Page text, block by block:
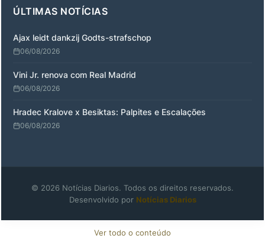
ÚLTIMAS NOTÍCIAS
Ajax leidt dankzij Godts-strafschop
06/08/2026
Vini Jr. renova com Real Madrid
06/08/2026
Hradec Kralove x Besiktas: Palpites e Escalações
06/08/2026
© 2026 Notícias Diarios. Todos os direitos reservados.
Desenvolvido por Notícias Diarios
Ver todo o conteúdo